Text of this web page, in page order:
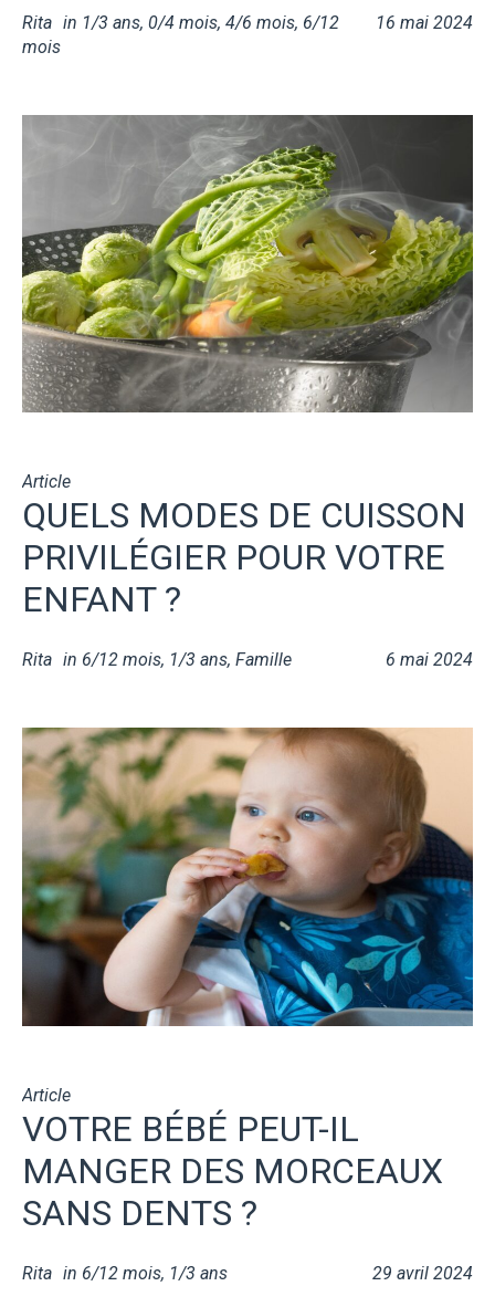
16 mai 2024
Rita in 1/3 ans, 0/4 mois, 4/6 mois, 6/12
mois
Article
QUELS MODES DE CUISSON
PRIVILÉGIER POUR VOTRE
ENFANT ?
6 mai 2024
Rita in 6/12 mois, 1/3 ans, Famille
Article
VOTRE BÉBÉ PEUT-IL
MANGER DES MORCEAUX
SANS DENTS ?
29 avril 2024
Rita in 6/12 mois, 1/3 ans